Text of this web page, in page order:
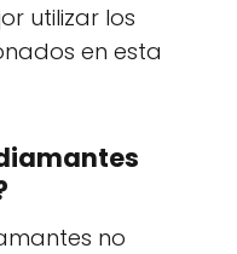
utilizar los
en esta
no